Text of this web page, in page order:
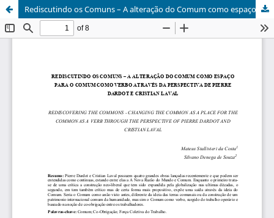
Rediscutindo os Comuns – A alteração do Comum como espaço para o Comum como verbo através da perspectiva de Pierre Dardot e Cristian Laval.